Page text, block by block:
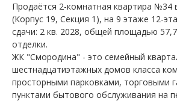
Продаётся 2-комнатная квартира
(Корпус 19, Секция 1), на 9 этаже 12-
сдачи: 2 кв. 2028, общей площадью
отделки.
ЖК "Смородина" - это семейный
шестнадцатиэтажных домов класса
просторными парковками, торговыми
пунктами бытового обслуживания на